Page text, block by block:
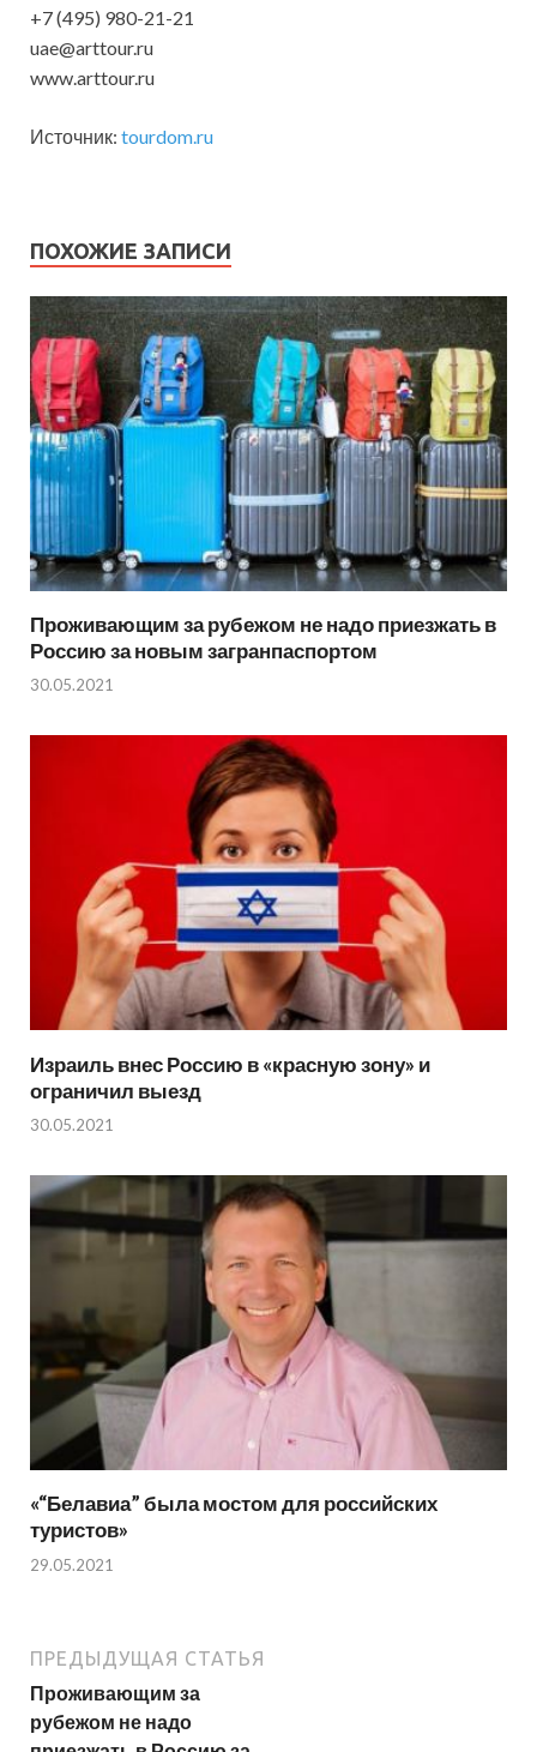
+7 (495) 980-21-21
uae@arttour.ru
www.arttour.ru
Источник: tourdom.ru
ПОХОЖИЕ ЗАПИСИ
Проживающим за рубежом не надо приезжать в
Россию за новым загранпаспортом
30.05.2021
Израиль внес Россию в «красную зону» и
ограничил выезд
30.05.2021
«“Белавиа” была мостом для российских
туристов»
29.05.2021
ПРЕДЫДУЩАЯ СТАТЬЯ
Проживающим за
рубежом не надо